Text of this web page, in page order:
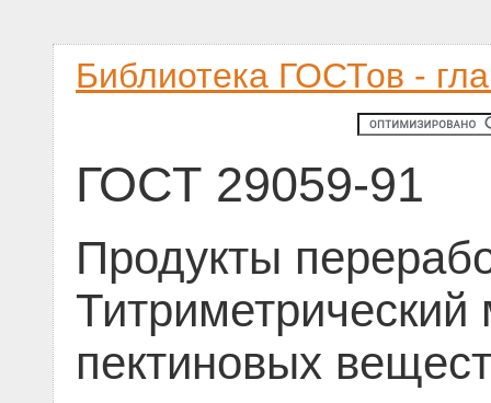
Библиотека ГОСТов -
ГОСТ 29059-91
Продукты
пектиновых